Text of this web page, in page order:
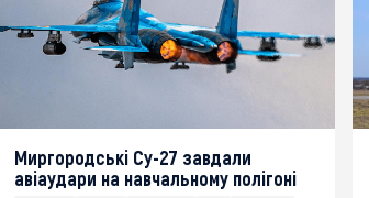
Миргородські Су-27 завдали
авіаудари на навчальному полігоні